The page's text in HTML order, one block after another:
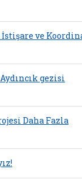
ve
gezisi
Daha Fazla